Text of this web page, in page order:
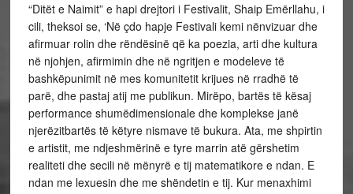
“Ditët e Naimit” e hapi drejtori i Festivalit, Shaip Emërllahu, i
cili, theksoi se, ‘Në çdo hapje Festivali kemi nënvizuar dhe
afirmuar rolin dhe rëndësinë që ka poezia, arti dhe kultura
në njohjen, afirmimin dhe në ngritjen e modeleve të
bashkëpunimit në mes komunitetit krijues në rradhë të
parë, dhe pastaj atij me publikun. Mirëpo, bartës të kësaj
performance shumëdimensionale dhe komplekse janë
njerëzitbartës të këtyre nismave të bukura. Ata, me shpirtin
e artistit, me ndjeshmërinë e tyre marrin atë gërshetim
realiteti dhe secili në mënyrë e tij matematikore e ndan. E
ndan me lexuesin dhe me shëndetin e tij. Kur menaxhimi